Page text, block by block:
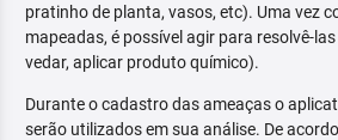
pratinho de planta, vasos, etc). Uma vez
mapeadas, é possível agir para resolvê-
vedar, aplicar produto químico).
Durante o cadastro das ameaças o
serão utilizados em sua análise. De